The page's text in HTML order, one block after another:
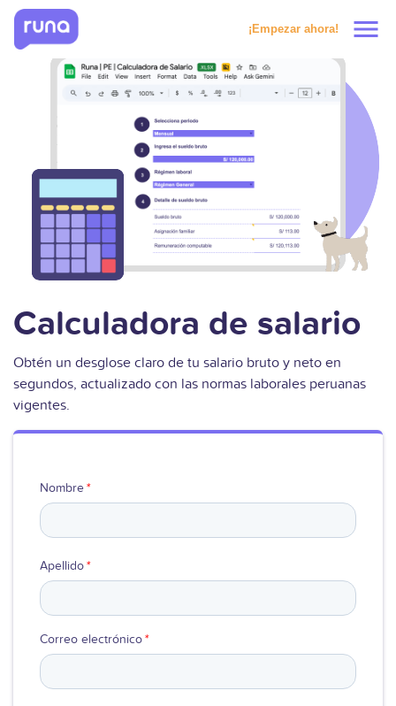
¡Empezar ahora! menu
Precios
Clientes
Solicitar prueba
Ver video
Calculadora de salario
Obtén un desglose claro de tu salario bruto y neto en
segundos, actualizado con las normas laborales peruanas
vigentes.
Nombre*
Apellido*
Correo electrónico*